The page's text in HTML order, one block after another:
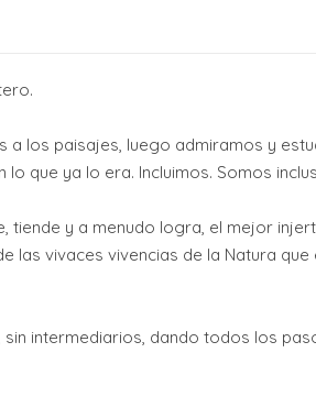
los paisajes, luego admiramos y
lo que ya lo era. Incluimos. Somos
tiende y a menudo logra, el mejor
las vivaces vivencias de la Natura
intermediarios, dando todos los